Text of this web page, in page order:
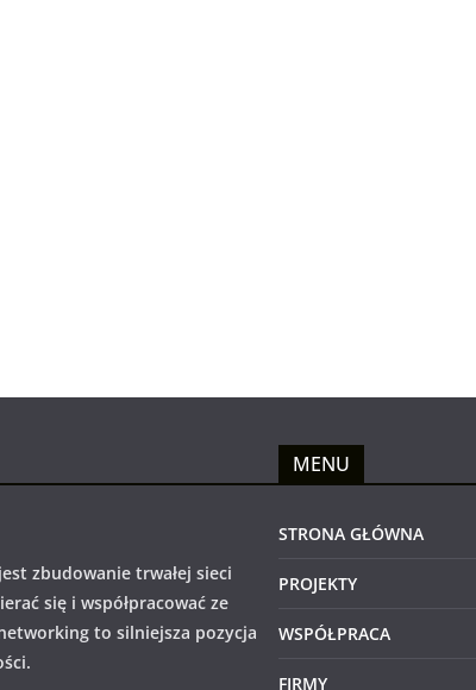
zbudowanie trwałej sieci
się i współpracować ze
to silniejsza pozycja
MENU
STRONA GŁÓWNA
PROJEKTY
WSPÓŁPRACA
FIRMY